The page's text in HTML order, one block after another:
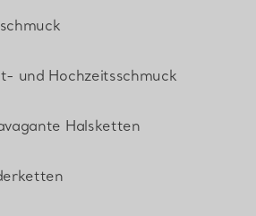
und Hochzeitsschmuck
Halsketten